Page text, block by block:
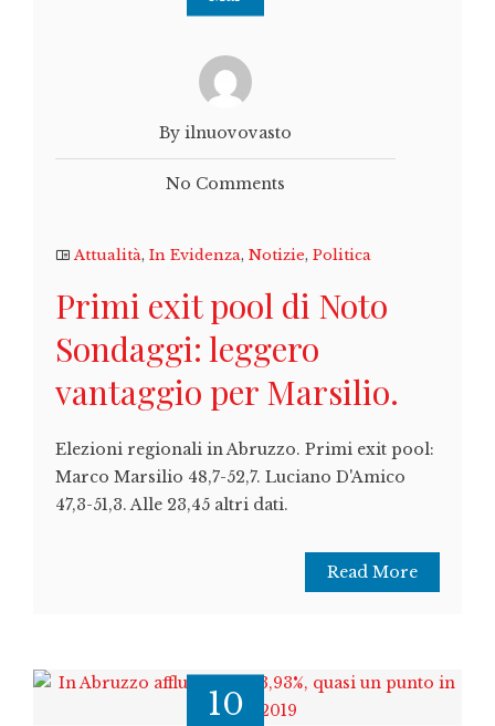
By ilnuovovasto
No Comments
Attualità, In Evidenza, Notizie, Politica
Primi exit pool di Noto
Sondaggi: leggero
vantaggio per Marsilio.
Elezioni regionali in Abruzzo. Primi exit pool:
Marco Marsilio 48,7-52,7. Luciano D'Amico
47,3-51,3. Alle 23,45 altri dati.
Read More
10